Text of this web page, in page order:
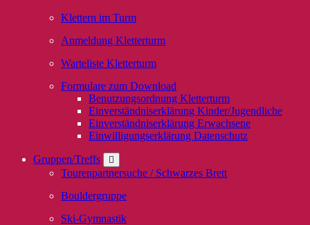
Klettern im Turm
Anmeldung Kletterturm
Warteliste Kletterturm
Formulare zum Download
Benutzungsordnung Kletterturm
Einverständniserklärung Kinder/Jugendliche
Einverständniserklärung Erwachsene
Einwilligungserklärung Datenschutz
Gruppen/Treffs
Tourenpartnersuche / Schwarzes Brett
Bouldergruppe
Ski-Gymnastik